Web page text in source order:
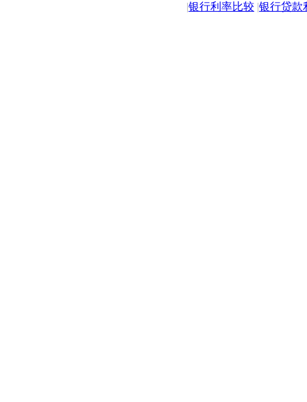
|银行利率比较 |银行贷款